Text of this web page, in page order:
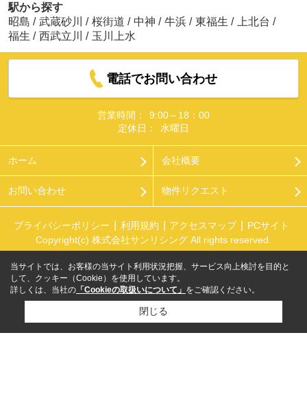
駅から探す
昭島 / 武蔵砂川 / 桜街道 / 中神 / 牛浜 / 東福生 / 上北台 /
福生 / 西武立川 / 玉川上水
電話でお問い合わせ
営業時間：
9:00～18：00
定休日：
水曜日
ホーム 会社概要
お問い合わせ 物件リクエスト
プライバシーポリシー 利用規約 アクセスマップ
PCサイト
Copyright(c) 株式会社サンリシング All rights reserved.
当サイトでは、お客様の当サイト利用状況把握、サービス向上検討を目的と
して、クッキー（Cookie）を使用しています。
詳しくは、当社の 「Cookieの取扱いについて」 をご確認ください。
閉じる